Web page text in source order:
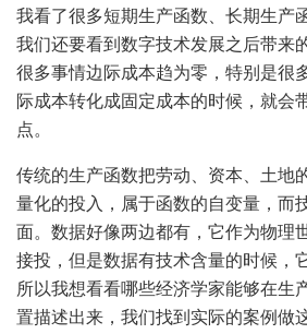
我看了很多短期生产函数、长期生产
我们还要看到数字技术发展之后带来
很多事情边际成本趋为零，特别是很
际成本转化成固定成本的时候，就会
点。
传统的生产函数把劳动、资本、土地
量化的投入，属于函数的自变量，而
面。数据好像两边都有，它作为物理
接投，但是数据有技术含量的时候，
所以我想看看哪些经济学家能够在生
置描述出来，我们找到实际的案例做